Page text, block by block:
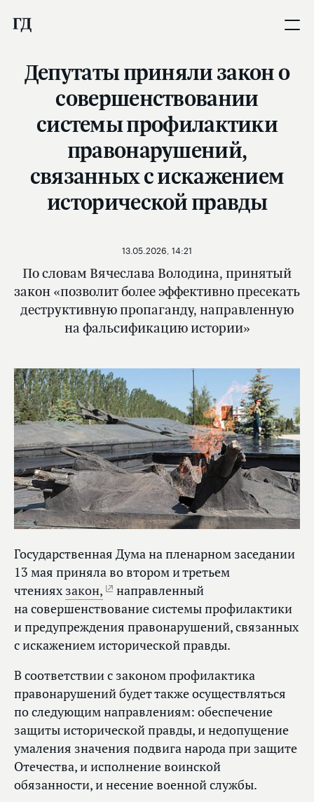
Депутаты приняли закон о
совершенствовании
системы профилактики
правонарушений,
связанных с искажением
исторической правды
По словам Вячеслава Володина, принятый
закон «позволит более эффективно пресекать
деструктивную пропаганду, направленную
на фальсификацию истории»
13.05.2026, 14:21
Государственная Дума на пленарном заседании
13 мая приняла во втором и третьем
чтениях закон,
направленный
на совершенствование системы профилактики
и предупреждения правонарушений, связанных
с искажением исторической правды.
В соответствии с законом профилактика
правонарушений будет также осуществляться
по следующим направлениям: обеспечение
защиты исторической правды, и недопущение
умаления значения подвига народа при защите
Отечества, и исполнение воинской
обязанности, и несение военной службы.